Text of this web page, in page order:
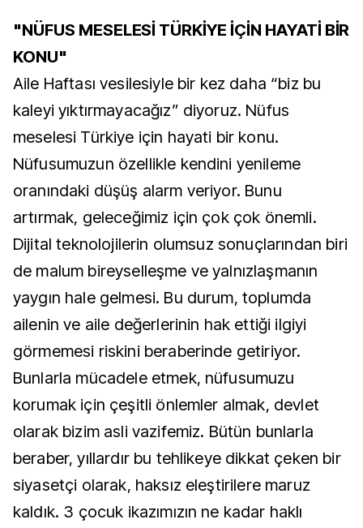
"NÜFUS MESELESİ TÜRKİYE İÇİN HAYATİ BİR
KONU"
Aile Haftası vesilesiyle bir kez daha “biz bu
kaleyi yıktırmayacağız” diyoruz. Nüfus
meselesi Türkiye için hayati bir konu.
Nüfusumuzun özellikle kendini yenileme
oranındaki düşüş alarm veriyor. Bunu
artırmak, geleceğimiz için çok çok önemli.
Dijital teknolojilerin olumsuz sonuçlarından biri
de malum bireyselleşme ve yalnızlaşmanın
yaygın hale gelmesi. Bu durum, toplumda
ailenin ve aile değerlerinin hak ettiği ilgiyi
görmemesi riskini beraberinde getiriyor.
Bunlarla mücadele etmek, nüfusumuzu
korumak için çeşitli önlemler almak, devlet
olarak bizim asli vazifemiz. Bütün bunlarla
beraber, yıllardır bu tehlikeye dikkat çeken bir
siyasetçi olarak, haksız eleştirilere maruz
kaldık. 3 çocuk ikazımızın ne kadar haklı